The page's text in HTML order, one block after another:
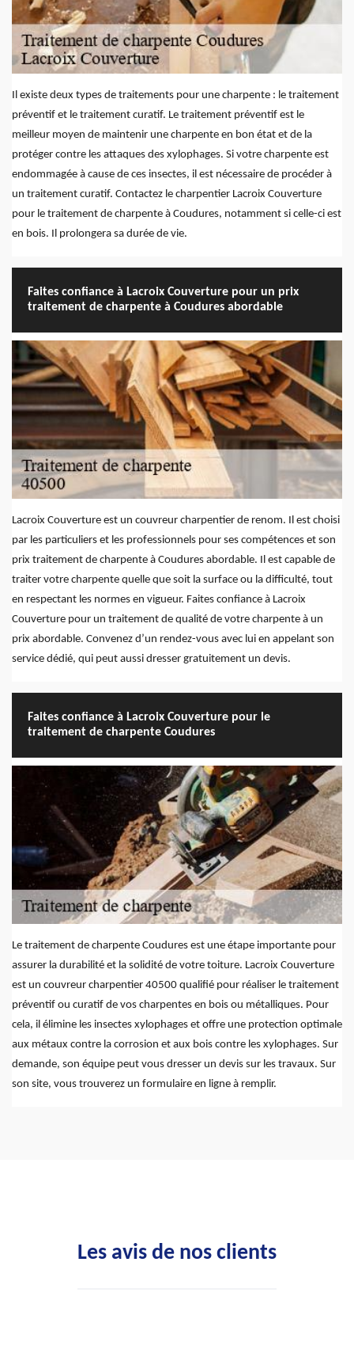
Il existe deux types de traitements pour une charpente : le traitement
préventif et le traitement curatif. Le traitement préventif est le
meilleur moyen de maintenir une charpente en bon état et de la
protéger contre les attaques des xylophages. Si votre charpente est
endommagée à cause de ces insectes, il est nécessaire de procéder à
un traitement curatif. Contactez le charpentier Lacroix Couverture
pour le traitement de charpente à Coudures, notamment si celle-ci est
en bois. Il prolongera sa durée de vie.
Faites confiance à Lacroix Couverture pour un prix
traitement de charpente à Coudures abordable
Lacroix Couverture est un couvreur charpentier de renom. Il est choisi
par les particuliers et les professionnels pour ses compétences et son
prix traitement de charpente à Coudures abordable. Il est capable de
traiter votre charpente quelle que soit la surface ou la difficulté, tout
en respectant les normes en vigueur. Faites confiance à Lacroix
Couverture pour un traitement de qualité de votre charpente à un
prix abordable. Convenez d’un rendez-vous avec lui en appelant son
service dédié, qui peut aussi dresser gratuitement un devis.
Faites confiance à Lacroix Couverture pour le
traitement de charpente Coudures
Le traitement de charpente Coudures est une étape importante pour
assurer la durabilité et la solidité de votre toiture. Lacroix Couverture
est un couvreur charpentier 40500 qualifié pour réaliser le traitement
préventif ou curatif de vos charpentes en bois ou métalliques. Pour
cela, il élimine les insectes xylophages et offre une protection optimale
aux métaux contre la corrosion et aux bois contre les xylophages. Sur
demande, son équipe peut vous dresser un devis sur les travaux. Sur
son site, vous trouverez un formulaire en ligne à remplir.
Les avis de nos clients